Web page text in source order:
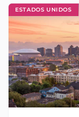
ESTADOS UNIDOS